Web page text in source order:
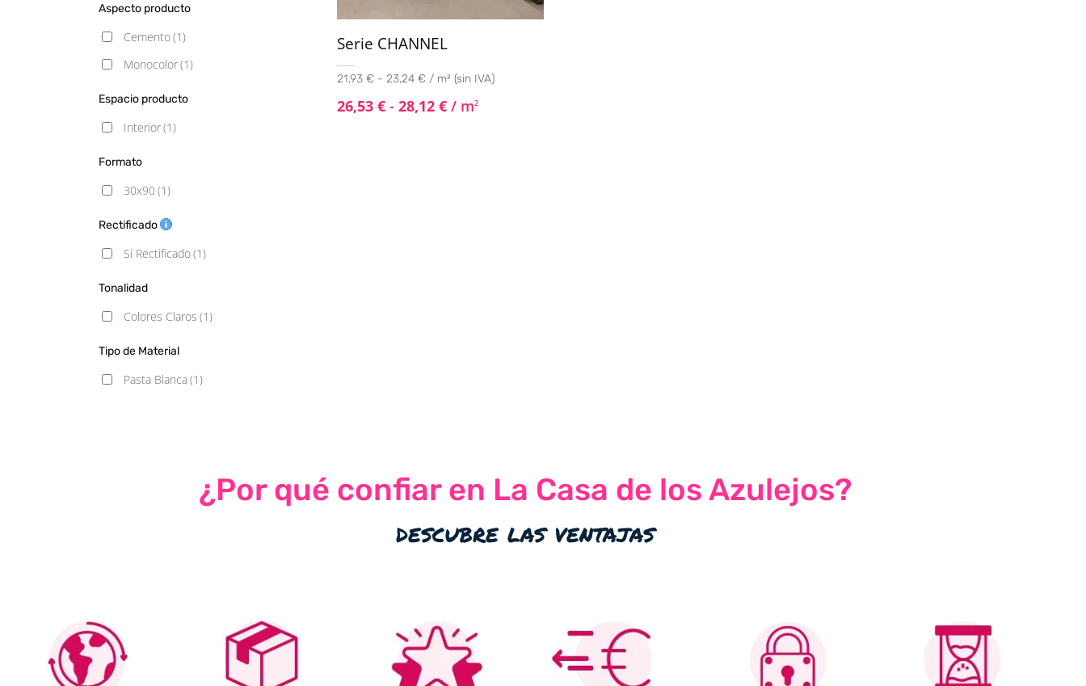
Aspecto producto
Cemento(1)
Monocolor(1)
Espacio producto
Interior(1)
Formato
30x90 (1)
Rectificado
Si Rectificado(1)
Tonalidad
Colores Claros (1)
Tipo de Material
Pasta Blanca(1)
Serie CHANNEL
21,93 € - 23,24 € / m² (sin IVA)
26,53 € - 28,12 € / m2
¿Por qué confiar en La Casa de los Azulejos?
descubre las ventajas